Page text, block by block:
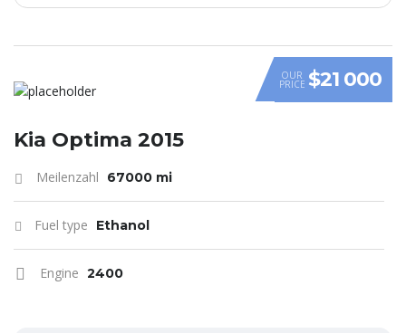
OUR
PRICE $21 000
Kia Optima 2015
Meilenzahl 67000 mi
Fuel type Ethanol
Engine 2400